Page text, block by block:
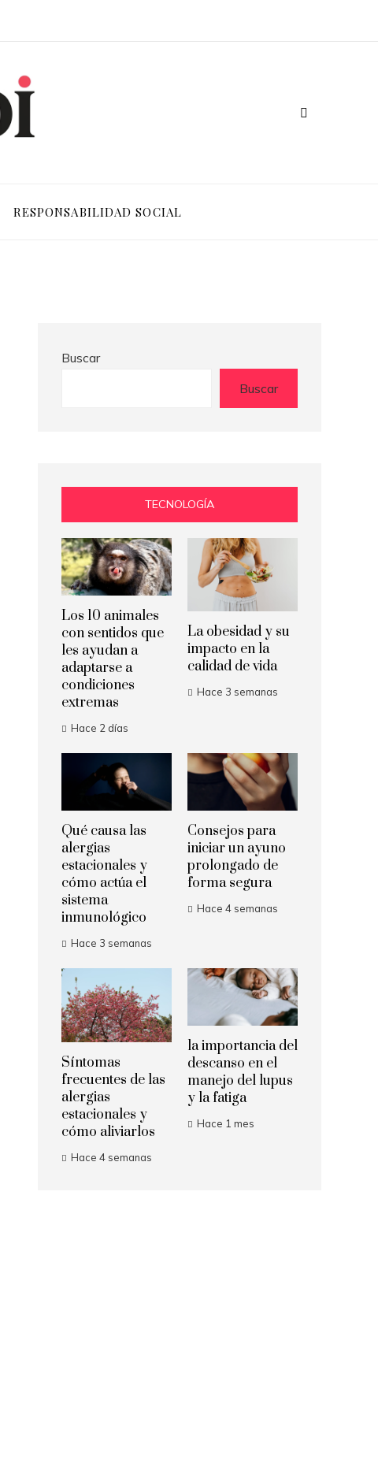
RESPONSABILIDAD SOCIAL
Buscar
Buscar
TECNOLOGÍA
Los 10 animales
con sentidos que
les ayudan a
adaptarse a
condiciones
extremas
Hace 2 días
La obesidad y su
impacto en la
calidad de vida
Hace 3 semanas
Qué causa las
alergias
estacionales y
cómo actúa el
sistema
inmunológico
Hace 3 semanas
Consejos para
iniciar un ayuno
prolongado de
forma segura
Hace 4 semanas
Síntomas
frecuentes de las
alergias
estacionales y
cómo aliviarlos
Hace 4 semanas
la importancia del
descanso en el
manejo del lupus
y la fatiga
Hace 1 mes